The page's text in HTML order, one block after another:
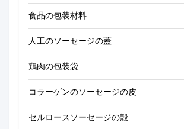
食品の包装材料
人工のソーセージの蓋
鶏肉の包装袋
コラーゲンのソーセージの皮
セルロースソーセージの殻